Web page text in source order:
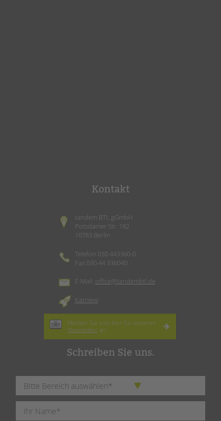
Kontakt
tandem BTL gGmbH
Potsdamer Str. 182
10783 Berlin
Telefon 030 443360-0
Fax 030 44 336040
E-Mail: office@tandembtl.de
Karriere
Melden Sie sich hier für unseren
Newsletter an.
Schreiben Sie uns.